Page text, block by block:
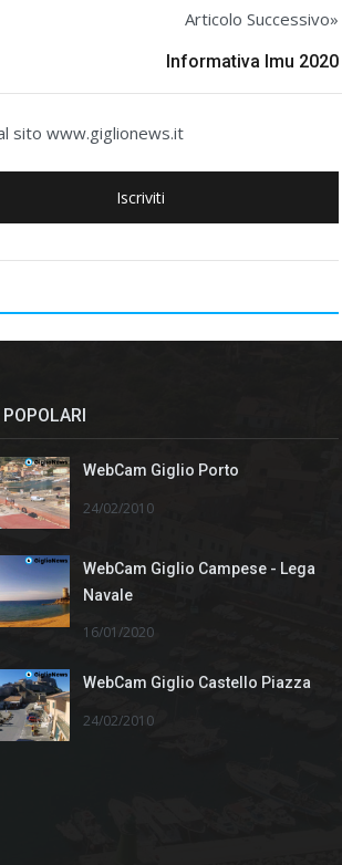
Articolo Successivo»
Informativa Imu 2020
sito www.giglionews.it
Iscriviti
WebCam Giglio Porto
24/02/2010
WebCam Giglio Campese - Lega
Navale
16/01/2020
WebCam Giglio Castello Piazza
24/02/2010